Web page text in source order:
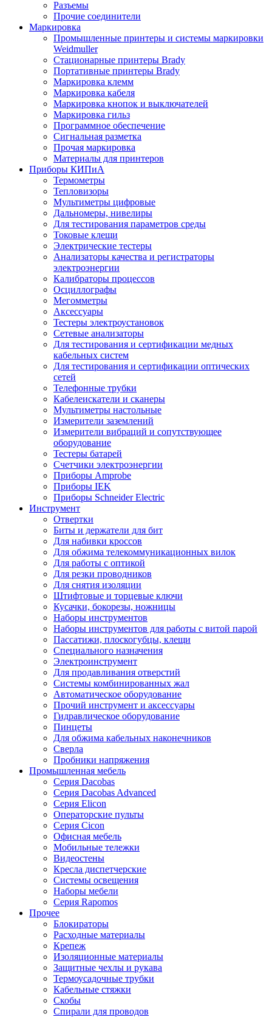
Разъемы
Прочие соединители
Маркировка
Промышленные принтеры и системы маркировки
Weidmuller
Стационарные принтеры Brady
Портативные принтеры Brady
Маркировка клемм
Маркировка кабеля
Маркировка кнопок и выключателей
Маркировка гильз
Программное обеспечение
Сигнальная разметка
Прочая маркировка
Материалы для принтеров
Приборы КИПиА
Термометры
Тепловизоры
Мультиметры цифровые
Дальномеры, нивелиры
Для тестирования параметров среды
Токовые клещи
Электрические тестеры
Анализаторы качества и регистраторы
электроэнергии
Калибраторы процессов
Осциллографы
Мегомметры
Аксессуары
Тестеры электроустановок
Сетевые анализаторы
Для тестирования и сертификации медных
кабельных систем
Для тестирования и сертификации оптических
сетей
Телефонные трубки
Кабелеискатели и сканеры
Мультиметры настольные
Измерители заземлений
Измерители вибраций и сопутствующее
оборудование
Тестеры батарей
Счетчики электроэнергии
Приборы Amprobe
Приборы IEK
Приборы Schneider Electric
Инструмент
Отвертки
Биты и держатели для бит
Для набивки кроссов
Для обжима телекоммуникационных вилок
Для работы с оптикой
Для резки проводников
Для снятия изоляции
Штифтовые и торцевые ключи
Кусачки, бокорезы, ножницы
Наборы инструментов
Наборы инструментов для работы с витой парой
Пассатижи, плоскогубцы, клещи
Специального назначения
Электроинструмент
Для продавливания отверстий
Системы комбинированных жал
Автоматическое оборудование
Прочий инструмент и аксессуары
Гидравлическое оборудование
Пинцеты
Для обжима кабельных наконечников
Сверла
Пробники напряжения
Промышленная мебель
Серия Dacobas
Серия Dacobas Advanced
Серия Elicon
Операторские пульты
Серия Cicon
Офисная мебель
Мобильные тележки
Видеостены
Кресла диспетчерские
Системы освещения
Наборы мебели
Серия Rapomos
Прочее
Блокираторы
Расходные материалы
Крепеж
Изоляционные материалы
Защитные чехлы и рукава
Термоусадочные трубки
Кабельные стяжки
Скобы
Спирали для проводов